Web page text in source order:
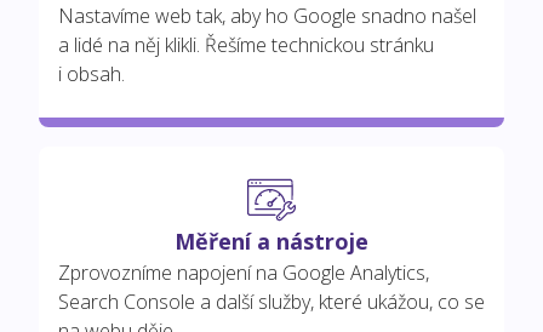
Nastavíme web tak, aby ho Google snadno našel
a lidé na něj klikli. Řešíme technickou stránku
i obsah.
Měření a nástroje
Zprovozníme napojení na Google Analytics,
Search Console a další služby, které ukážou, co se